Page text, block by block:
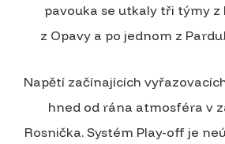
pavouka se utkaly tři týmy
z Opavy a po jednom z
Napětí začínajících
hned od rána atmosféra v
Rosnička. Systém Play-off je